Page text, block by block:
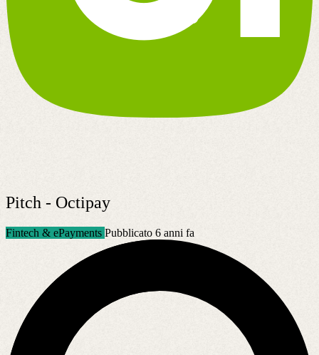
Pitch - Octipay
Fintech & ePayments Pubblicato 6 anni fa